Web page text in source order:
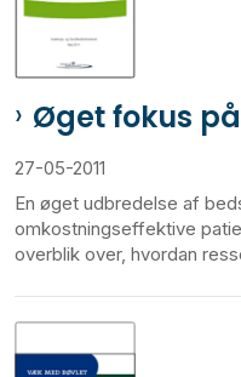
Øget fokus
27-05-2011
En øget udbredelse af
omkostningseffektive
overblik over, hvordan